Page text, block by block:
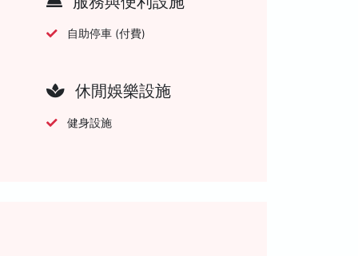
自助停車 (付費)
休閒娛樂設施
健身設施